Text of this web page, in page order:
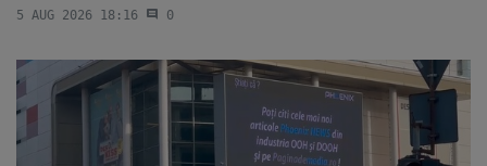
5 AUG 2026 18:16 0